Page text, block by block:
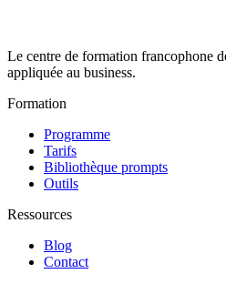
Le centre de formation francophone
appliquée au business.
Formation
Programme
Tarifs
Bibliothèque prompts
Outils
Ressources
Blog
Contact